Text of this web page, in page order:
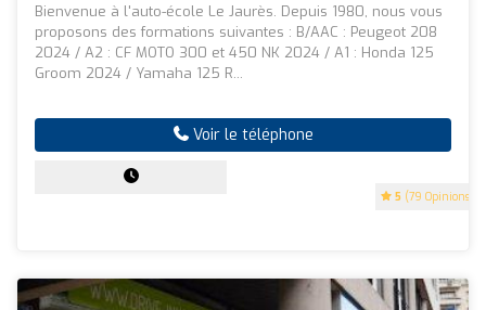
5 (79 Opinions)
Bienvenue à l'auto-école Le Jaurès. Depuis 1980, nous vous
proposons des formations suivantes : B/AAC : Peugeot 208
2024 / A2 : CF MOTO 300 et 450 NK 2024 / A1 : Honda 125
Groom 2024 / Yamaha 125 R...
Voir le téléphone